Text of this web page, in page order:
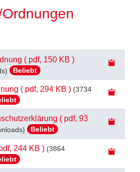
( pdf, 150 KB )
Beliebt
( pdf, 294 KB ) (3734
( pdf, 93
Beliebt
244 KB ) (3864